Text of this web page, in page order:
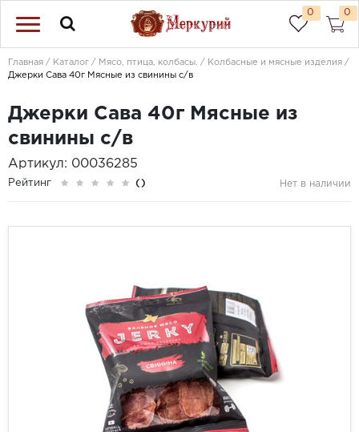
0 0
Главная Каталог Мясо, птица, колбасы.
Колбасные и мясные изделия
Джерки Сава 40г Мясные из свинины с/в
Джерки Сава 40г Мясные из
свинины с/в
Артикул: 00036285
Рейтинг () Нет в наличии